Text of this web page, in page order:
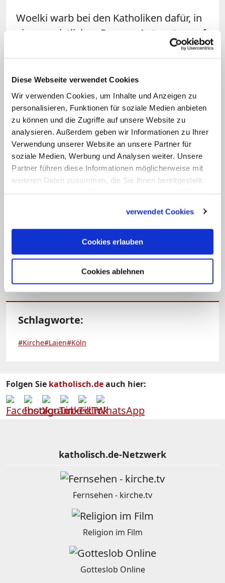
Diese Webseite verwendet Cookies
Wir verwenden Cookies, um Inhalte und Anzeigen zu
personalisieren, Funktionen für soziale Medien anbieten
zu können und die Zugriffe auf unsere Website zu
analysieren. Außerdem geben wir Informationen zu Ihrer
Verwendung unserer Website an unsere Partner für
soziale Medien, Werbung und Analysen weiter. Unsere
Partner führen diese Informationen möglicherweise mit
weiteren Daten zusammen, die Sie ihnen bereitgestellt
verwendet Cookies
Cookies erlauben
Cookies ablehnen
Woelki warb bei den Katholiken dafür, in
einem geistlichen Prozess Antworten auf
die Herausforderungen der Zeit zu
gehe es um die Frage, wie die Kirche in
der Gesellschaft präsent sein könne. "Da
ist es nicht entscheidend, wie groß ein
pastoraler Raum ist." Vielmehr komme
es darauf an, jeden einzelnen
katholischen Christen mit seinen
Begabungen an der Seelsorge und der
Pastoral zu beteiligen und der Kirche vor
Erzbischof. Deshalb setze er sich für
dezentrale Kirchenstrukturen ein. Dabei
baue er vor allem auf kleine christliche
Gemeinschaften. (KNA)
Schlagworte:
#Kirche#Laien#Köln
Folgen Sie katholisch.deauch hier:
katholisch.de-Netzwerk
Fernsehen - kirche.tv
Religion im Film
Gotteslob Online